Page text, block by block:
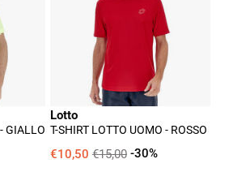
GIALLO
Uomo
Rosso
Lotto
T-SHIRT LOTTO UOMO - ROSSO
€10,50 €15,00 -30%